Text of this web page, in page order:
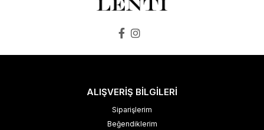
ALIŞVERİŞ BİLGİLERİ
Siparişlerim
Beğendiklerim